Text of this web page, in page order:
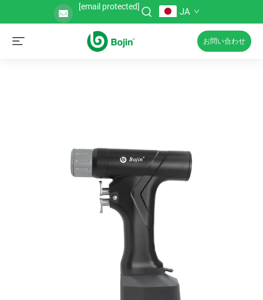
[email protected] JA
お問い合わせ